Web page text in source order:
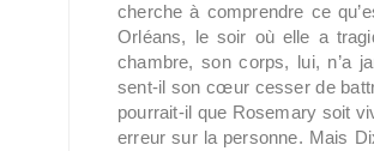
cherche à comprendre ce
Orléans, le soir où elle a
chambre, son corps, lui, n’a
sent-il son cœur cesser de
pourrait-il que Rosemary soit
erreur sur la personne. Mais